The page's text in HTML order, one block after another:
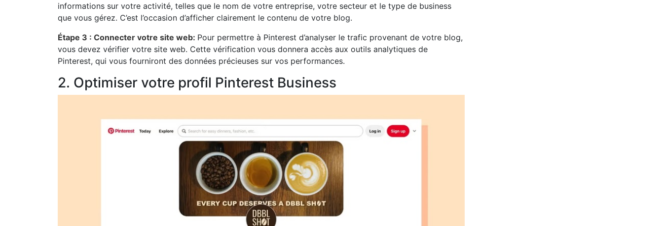
informations sur votre activité, telles que le nom de votre entreprise, votre secteur et le type de business
que vous gérez. C’est l’occasion d’afficher clairement le contenu de votre blog.
Étape 3 : Connecter votre site web: Pour permettre à Pinterest d’analyser le trafic provenant de votre blog,
vous devez vérifier votre site web. Cette vérification vous donnera accès aux outils analytiques de
Pinterest, qui vous fourniront des données précieuses sur vos performances.
2. Optimiser votre profil Pinterest Business